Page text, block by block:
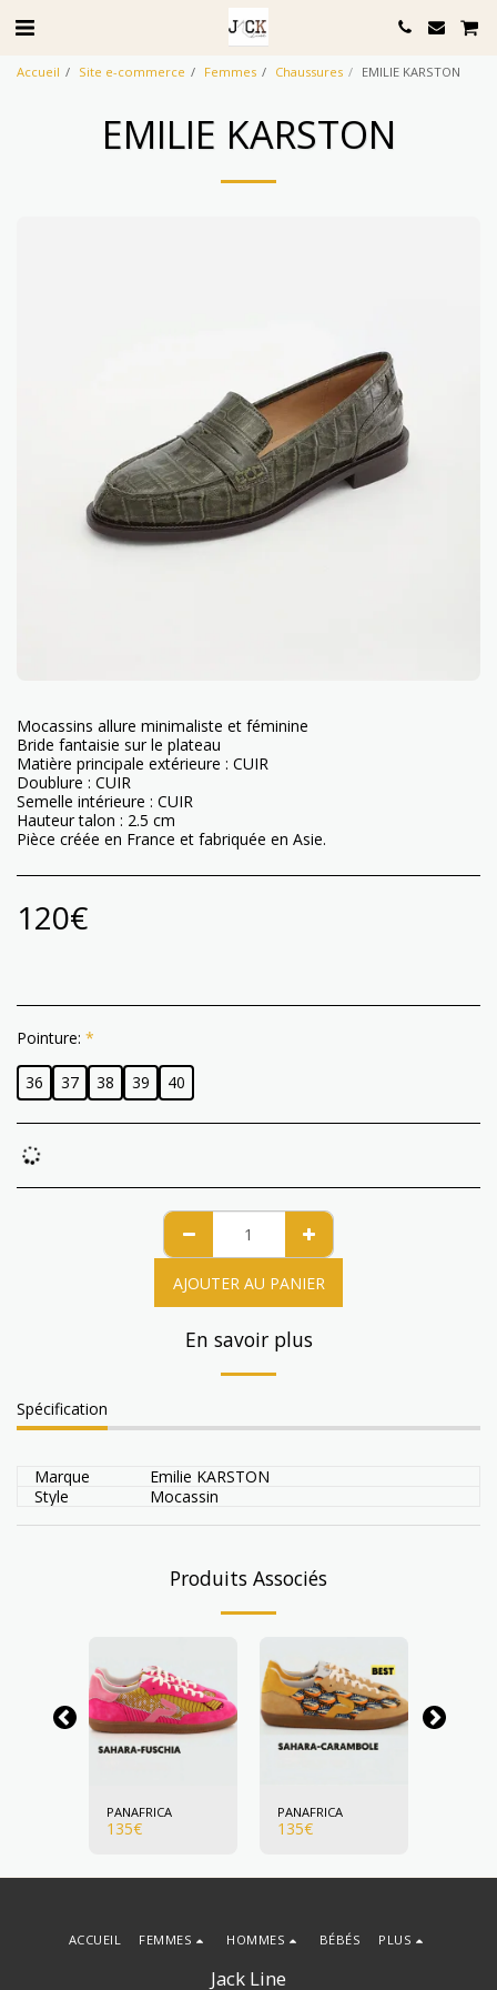
Accueil Site e-commerce Femmes Chaussures EMILIE KARSTON
EMILIE KARSTON
Mocassins allure minimaliste et féminine
Bride fantaisie sur le plateau
Matière principale extérieure : CUIR
Doublure : CUIR
Semelle intérieure : CUIR
Hauteur talon : 2.5 cm
Pièce créée en France et fabriquée en Asie.
120€
Pointure: *
36 37 38 39 40
AJOUTER AU PANIER
En savoir plus
Spécification
Marque
Emilie KARSTON
Style
Mocassin
Produits Associés
PANAFRICA
135€
PANAFRICA
135€
Jack Line
ACCUEIL FEMMES HOMMES BÉBÉS PLUS